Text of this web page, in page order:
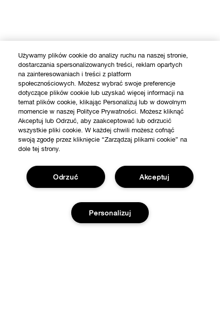
WAŻNE INFORMACJE
Używamy plików cookie do analizy ruchu na naszej stronie,
dostarczania spersonalizowanych treści, reklam opartych
na zainteresowaniach i treści z platform
społecznościowych. Możesz wybrać swoje preferencje
dotyczące plików cookie lub uzyskać więcej informacji na
temat plików cookie, klikając Personalizuj lub w dowolnym
momencie w naszej Polityce Prywatności. Możesz kliknąć
Akceptuj lub Odrzuć, aby zaakceptować lub odrzucić
wszystkie pliki cookie. W każdej chwili możesz cofnąć
swoją zgodę przez kliknięcie “Zarządzaj plikami cookie” na
dole tej strony.
Akceptuj
Odrzuć
Personalizuj